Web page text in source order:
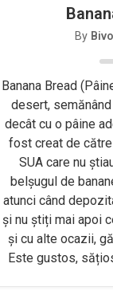
By
Banana Bread
desert,
decât cu o pâine
fost creat de
SUA care nu
belșugul de
atunci când
și nu știți mai apoi
și cu alte ocazii,
Este gustos,